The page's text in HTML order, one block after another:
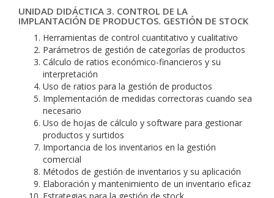
UNIDAD DIDÁCTICA 3. CONTROL DE LA
IMPLANTACIÓN DE PRODUCTOS. GESTIÓN DE STOCK
Herramientas de control cuantitativo y cualitativo
Parámetros de gestión de categorías de productos
Cálculo de ratios económico-financieros y su
interpretación
Uso de ratios para la gestión de productos
Implementación de medidas correctoras cuando sea
necesario
Uso de hojas de cálculo y software para gestionar
productos y surtidos
Importancia de los inventarios en la gestión
comercial
Métodos de gestión de inventarios y su aplicación
Elaboración y mantenimiento de un inventario eficaz